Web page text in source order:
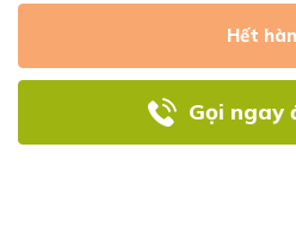
Hết
Gọi ngay